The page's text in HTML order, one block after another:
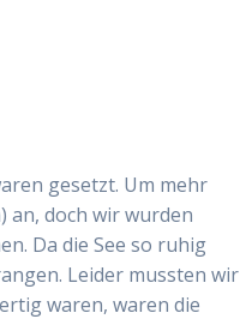
gesetzt. Um mehr
an, doch wir wurden
Da die See so ruhig
Leider mussten wir
waren, waren die